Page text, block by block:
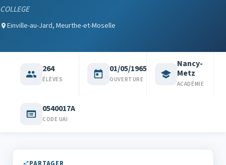
COLLEGE
Einville-au-Jard, Meurthe-et-Moselle
264
ÉLÈVES
01/05/1965
OUVERTURE
Nancy-
Metz
ACADÉMIE
0540017A
CODE UAI